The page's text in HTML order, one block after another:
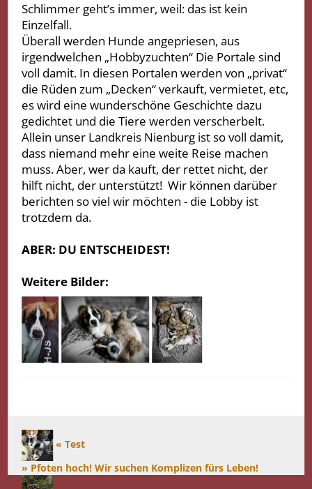
Schlimmer geht’s immer, weil: das ist kein
Einzelfall.
Überall werden Hunde angepriesen, aus
irgendwelchen „Hobbyzuchten“ Die Portale sind
voll damit. In diesen Portalen werden von „privat“
die Rüden zum „Decken“ verkauft, vermietet, etc,
es wird eine wunderschöne Geschichte dazu
gedichtet und die Tiere werden verscherbelt.
Allein unser Landkreis Nienburg ist so voll damit,
dass niemand mehr eine weite Reise machen
muss. Aber, wer da kauft, der rettet nicht, der
hilft nicht, der unterstützt! Wir können darüber
berichten so viel wir möchten - die Lobby ist
trotzdem da.
ABER: DU ENTSCHEIDEST!
Weitere Bilder:
« Test
» Pfoten hoch! Wir suchen Komplizen fürs Leben!